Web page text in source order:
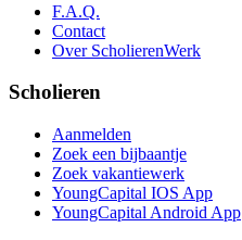
F.A.Q.
Contact
Over ScholierenWerk
Scholieren
Aanmelden
Zoek een bijbaantje
Zoek vakantiewerk
YoungCapital IOS App
YoungCapital Android App